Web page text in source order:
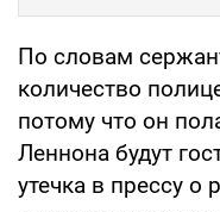
По словам
количество
потому что он
Леннона будут
утечка в прессу о